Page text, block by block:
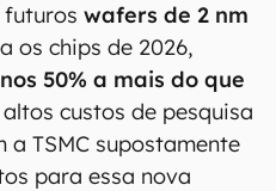
wafers de 2 nm
os chips de 2026,
50% a mais do que
custos de pesquisa
a TSMC supostamente
para essa nova